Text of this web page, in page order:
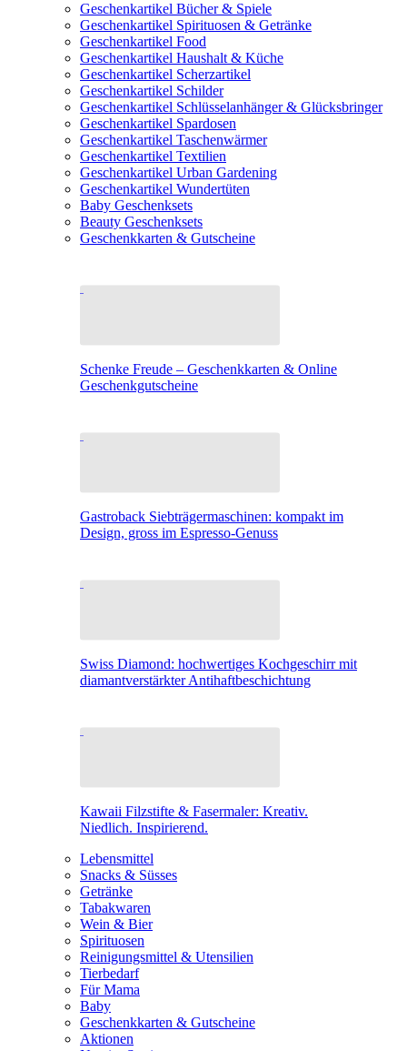
Geschenkartikel Bücher & Spiele
Geschenkartikel Spirituosen & Getränke
Geschenkartikel Food
Geschenkartikel Haushalt & Küche
Geschenkartikel Scherzartikel
Geschenkartikel Schilder
Geschenkartikel Schlüsselanhänger & Glücksbringer
Geschenkartikel Spardosen
Geschenkartikel Taschenwärmer
Geschenkartikel Textilien
Geschenkartikel Urban Gardening
Geschenkartikel Wundertüten
Baby Geschenksets
Beauty Geschenksets
Geschenkkarten & Gutscheine
Schenke Freude – Geschenkkarten & Online
Geschenkgutscheine
Gastroback Siebträgermaschinen: kompakt im
Design, gross im Espresso-Genuss
Swiss Diamond: hochwertiges Kochgeschirr mit
diamantverstärkter Antihaftbeschichtung
Kawaii Filzstifte & Fasermaler: Kreativ.
Niedlich. Inspirierend.
Lebensmittel
Snacks & Süsses
Getränke
Tabakwaren
Wein & Bier
Spirituosen
Reinigungsmittel & Utensilien
Tierbedarf
Für Mama
Baby
Geschenkkarten & Gutscheine
Aktionen